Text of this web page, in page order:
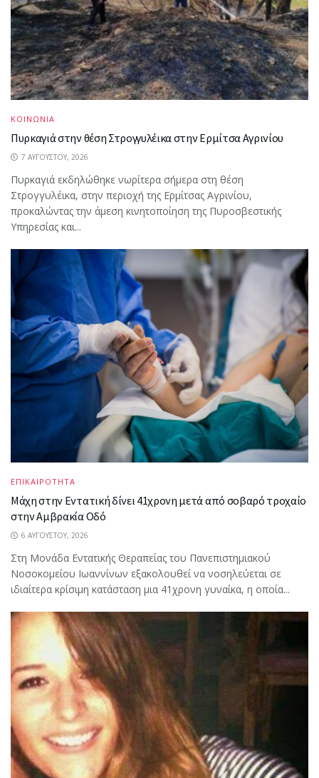
ΚΟΙΝΩΝΙΑ
Πυρκαγιά στην θέση Στρογγυλέικα στην Ερμίτσα Αγρινίου
7 ΑΥΓΟΎΣΤΟΥ, 2026
Πυρκαγιά εκδηλώθηκε νωρίτερα σήμερα στη θέση
Στρογγυλέικα, στην περιοχή της Ερμίτσας Αγρινίου,
προκαλώντας την άμεση κινητοποίηση της Πυροσβεστικής
Υπηρεσίας και...
ΕΠΙΚΑΙΡΟΤΗΤΑ
Μάχη στην Εντατική δίνει 41χρονη μετά από σοβαρό τροχαίο
στην Αμβρακία Οδό
6 ΑΥΓΟΎΣΤΟΥ, 2026
Στη Μονάδα Εντατικής Θεραπείας του Πανεπιστημιακού
Νοσοκομείου Ιωαννίνων εξακολουθεί να νοσηλεύεται σε
ιδιαίτερα κρίσιμη κατάσταση μια 41χρονη γυναίκα, η οποία...